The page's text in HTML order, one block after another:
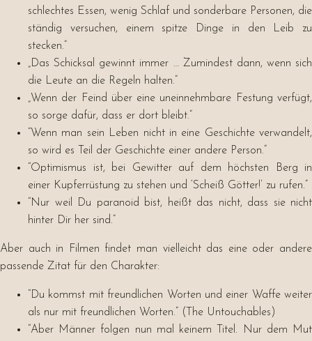
schlechtes Essen, wenig Schlaf und sonderbare Personen, die
ständig versuchen, einem spitze Dinge in den Leib zu
stecken.”
„Das Schicksal gewinnt immer … Zumindest dann, wenn sich
die Leute an die Regeln halten.”
„Wenn der Feind über eine uneinnehmbare Festung verfügt,
so sorge dafür, dass er dort bleibt.”
“Wenn man sein Leben nicht in eine Geschichte verwandelt,
so wird es Teil der Geschichte einer andere Person.”
“Optimismus ist, bei Gewitter auf dem höchsten Berg in
einer Kupferrüstung zu stehen und ‘Scheiß Götter!’ zu rufen.”
“Nur weil Du paranoid bist, heißt das nicht, dass sie nicht
hinter Dir her sind.”
Aber auch in Filmen findet man vielleicht das eine oder andere
passende Zitat für den Charakter:
“Du kommst mit freundlichen Worten und einer Waffe weiter
als nur mit freundlichen Worten.” (The Untouchables)
“Aber Männer folgen nun mal keinem Titel. Nur dem Mut